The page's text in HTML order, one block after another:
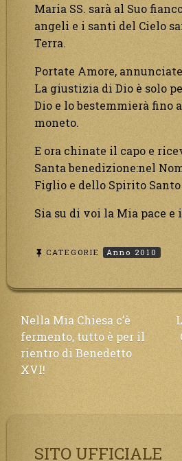
Maria SS. sarà al Suo
angeli e i santi del Cielo
Terra.
Portate Amore,
La giustizia di Dio è solo
Dio e lo bestemmierà fino
moneto.
E ora chinate il capo e
Santa benedizione:nel
Figlio e dello Spirito Santo
Sia su di voi la Mia pace e
CATEGORIE Anno 2010
Navigazione
articoli
Nella Mia Chiesa c’è
fermento, tutto è per il
rientro di Benedetto
XVI!
SITO UFFICIALE